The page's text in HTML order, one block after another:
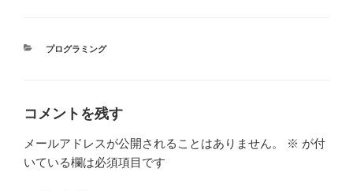
e
o
k
er
カ
プログラミング
コメントを残す
メールアドレスが公開されることはありません。 ※ が付
いている欄は必須項目です